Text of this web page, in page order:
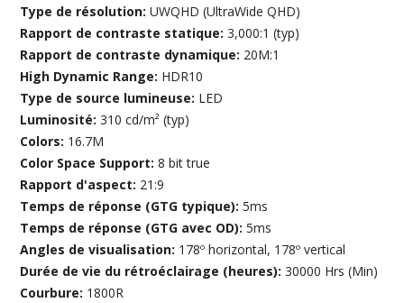
Type de résolution:UWQHD (UltraWide QHD)
Rapport de contraste statique:3,000:1 (typ)
Rapport de contraste dynamique: 20M:1
High Dynamic Range: HDR10
Type de source lumineuse: LED
Luminosité:310 cd/m² (typ)
Colors: 16.7M
Color Space Support:8 bit true
Rapport d'aspect: 21:9
Temps de réponse (GTG typique):5ms
Temps de réponse (GTG avec OD):5ms
Angles de visualisation: 178º horizontal, 178º vertical
Durée de vie du rétroéclairage (heures):30000 Hrs (Min)
Courbure: 1800R